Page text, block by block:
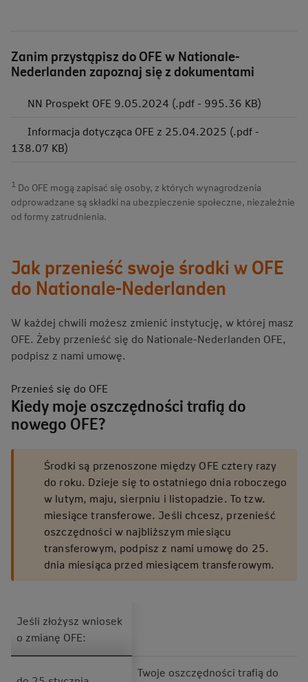
Zanim przystąpisz do OFE w Nationale-
Nederlanden zapoznaj się z dokumentami
NN Prospekt OFE 9.05.2024 (.pdf - 995.36 KB)
Informacja dotycząca OFE z 25.04.2025 (.pdf -
138.07 KB)
1 Do OFE mogą zapisać się osoby, z których wynagrodzenia
odprowadzane są składki na ubezpieczenie społeczne, niezależnie
od formy zatrudnienia.
Jak przenieść swoje środki w OFE
do Nationale-Nederlanden
W każdej chwili możesz zmienić instytucję, w której masz
OFE. Żeby przenieść się do Nationale-Nederlanden OFE,
podpisz z nami umowę.
Przenieś się do OFE
Kiedy moje oszczędności trafią do
nowego OFE?
Środki są przenoszone między OFE cztery razy
do roku. Dzieje się to ostatniego dnia roboczego
w lutym, maju, sierpniu i listopadzie. To tzw.
miesiące transferowe. Jeśli chcesz, przenieść
oszczędności w najbliższym miesiącu
transferowym, podpisz z nami umowę do 25.
dnia miesiąca przed miesiącem transferowym.
Jeśli złożysz wniosek
o zmianę OFE:
Twoje oszczędności trafią do